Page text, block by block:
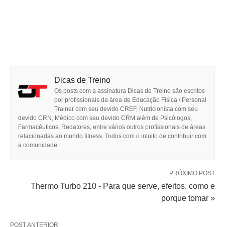
Dicas de Treino
Os posts com a assinatura Dicas de Treino são escritos
por profissionais da área de Educação Física / Personal
Trainer com seu devido CREF, Nutricionista com seu
devido CRN, Médico com seu devido CRM além de Psicólogos,
Farmacêuticos, Redatores, entre vários outros profissionais de áreas
relacionadas ao mundo fitness. Todos com o intuito de contribuir com
a comunidade.
PRÓXIMO POST
Thermo Turbo 210 - Para que serve, efeitos, como e
porque tomar »
POST ANTERIOR